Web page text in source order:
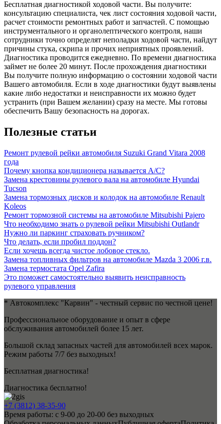
Бесплатная диагностикой ходовой части. Вы получите:
консультацию специалиста, чек лист состояния ходовой части,
расчет стоимости ремонтных работ и запчастей. С помощью
инструментального и органолептического контроля, наши
сотрудники точно определят неполадки ходовой части, найдут
причины стука, скрипа и прочих неприятных проявлений.
Диагностика проводится ежедневно. По времени диагностика
займет не более 20 минут. После прохождения диагностики
Вы получите полную информацию о состоянии ходовой части
Вашего автомобиля. Если в ходе диагностики будут выявлены
какие либо недостатки и неисправности их можно будет
устранить (при Вашем желании) сразу на месте. Мы готовы
обеспечить Вашу безопасность на дорогах.
Полезные статьи
Ремонт рулевой рейки автомобиля Suzuki Grand Vitara 2008
года
Почему кнопка кондиционера называется А/С?
Замена крестовины рулевого вала на автомобиле Hyundai
Tucson
Замена тормозных дисков и колодок на автомобиле Renault
Koleos
Ремонт тормозной системы на автомобиле Mitsubishi Pajero
Что необходимо знать о рулевой рейки Mitsubishi Outlandr
Нужно ли паркинг страховать ручником?
Что делать, если пробил поддон?
Если хочешь всегда чистое лобовое стекло.
Замена топливных фильтров на автомобиле Mazda 3 2006 г.в.
Замена термостата Opel Zafira
Это поможет самостоятельно выявить неисправность
рулевого управления
* Автокомплекс "Карвин" - честный сервис по честной цене!
Профессиональное оборудование и опыт в сфере
обслуживания автомобилей более 15 лет.
Большой склад запасных частей для автомобилей всех марок.
Режим работы 7/7 без выходных!
Бесплатная диагностика!
Диагностика бесплатно!
+7 (3812) 38-35-90
Время работы: с 9-00 до 20-00 без выходных